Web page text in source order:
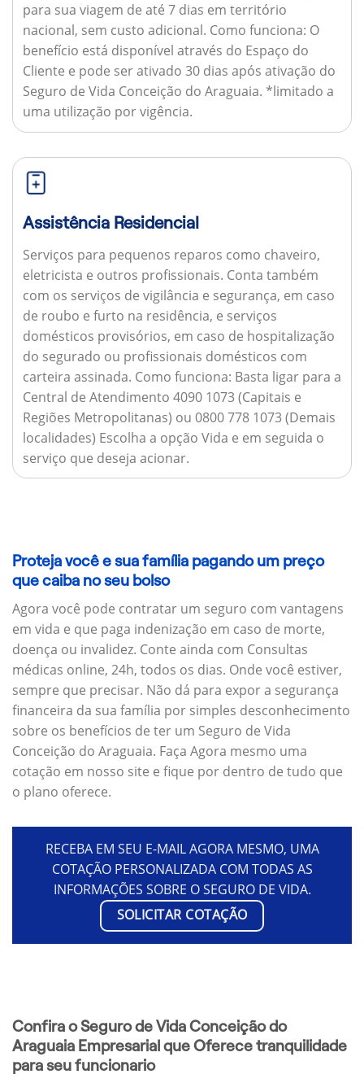
para sua viagem de até 7 dias em território
nacional, sem custo adicional. Como funciona: O
benefício está disponível através do Espaço do
Cliente e pode ser ativado 30 dias após ativação do
Seguro de Vida Conceição do Araguaia. *limitado a
uma utilização por vigência.
Assistência Residencial
Serviços para pequenos reparos como chaveiro,
eletricista e outros profissionais. Conta também
com os serviços de vigilância e segurança, em caso
de roubo e furto na residência, e serviços
domésticos provisórios, em caso de hospitalização
do segurado ou profissionais domésticos com
carteira assinada. Como funciona: Basta ligar para a
Central de Atendimento 4090 1073 (Capitais e
Regiões Metropolitanas) ou 0800 778 1073 (Demais
localidades) Escolha a opção Vida e em seguida o
serviço que deseja acionar.
Proteja você e sua família pagando um preço
que caiba no seu bolso
Agora você pode contratar um seguro com vantagens
em vida e que paga indenização em caso de morte,
doença ou invalidez. Conte ainda com Consultas
médicas online, 24h, todos os dias. Onde você estiver,
sempre que precisar. Não dá para expor a segurança
financeira da sua família por simples desconhecimento
sobre os benefícios de ter um Seguro de Vida
Conceição do Araguaia. Faça Agora mesmo uma
cotação em nosso site e fique por dentro de tudo que
o plano oferece.
RECEBA EM SEU E-MAIL AGORA MESMO, UMA
COTAÇÃO PERSONALIZADA COM TODAS AS
INFORMAÇÕES SOBRE O SEGURO DE VIDA.
SOLICITAR COTAÇÃO
Confira o Seguro de Vida Conceição do
Araguaia Empresarial que Oferece tranquilidade
para seu funcionario